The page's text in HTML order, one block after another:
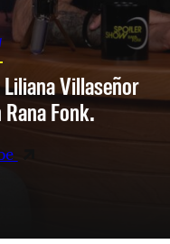
Villaseñor
Fonk.